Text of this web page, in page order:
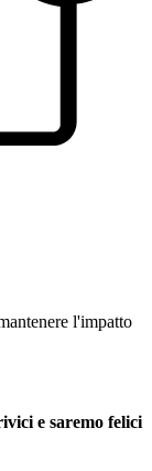
l'impatto
e saremo felici